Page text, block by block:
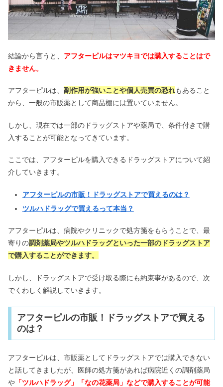
肝油ドロップは怖い？デメリット＆効
漏れるから？効果＆メリットも
アイマッサージャーは目に悪い？効果
ない？デメリット＆口コミ
1ヶ月取れたかわからない？
中もOK？効かない原因は？
ビオフェルミンを飲み続けた結果！ダ
イエットや下痢に効果あり？
五苓散飲み続けるとどうなる？効果が
すごい｜処方してもらうには？
結論から言うと、 アフターピルはマツキヨでは購入することはで
きません。
アフターピルは、 副作用が強いことや個人売買の恐れもあること
から、一般の市販薬として商品棚には置いていません。
しかし、現在では一部のドラッグストアや薬局で、条件付きで購
入することが可能となってきています。
ここでは、アフターピルを購入できるドラッグストアについて紹
介していきます。
アフターピルの市販！ドラッグストアで買えるのは？
ツルハドラッグで買えるって本当？
アフターピルは、病院やクリニックで処方箋をもらうことで、最
寄りの調剤薬局やツルハドラッグといった一部のドラッグストア
で購入することができます。
しかし、ドラッグストアで受け取る際にも約束事があるので、次
でくわしく解説していきます。
アフターピルの市販！ドラッグストアで買える
のは？
アフターピルは、市販薬としてドラッグストアでは購入できない
と話してきましたが、医師の処方箋があれば病院近くの調剤薬局
や 「ツルハドラッグ」「なの花薬局」などで購入することが可能